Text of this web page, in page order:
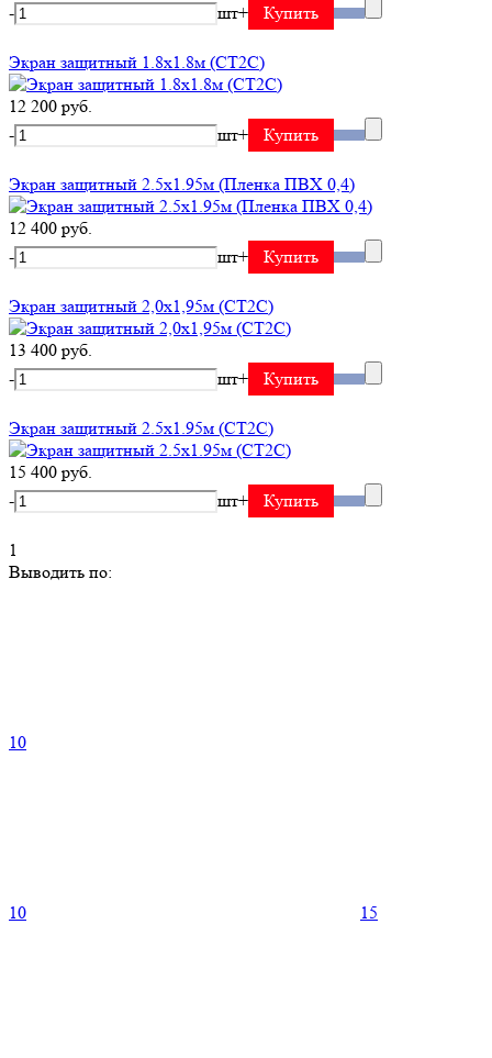
-
шт+ Купить
Экран защитный 1.8х1.8м (СТ2С)
12 200 руб.
-
шт+ Купить
Экран защитный 2.5х1.95м (Пленка ПВХ 0,4)
12 400 руб.
-
шт+ Купить
Экран защитный 2,0х1,95м (СТ2С)
13 400 руб.
-
шт+ Купить
Экран защитный 2.5х1.95м (СТ2С)
15 400 руб.
-
шт+ Купить
1
Выводить по:
10
10 15